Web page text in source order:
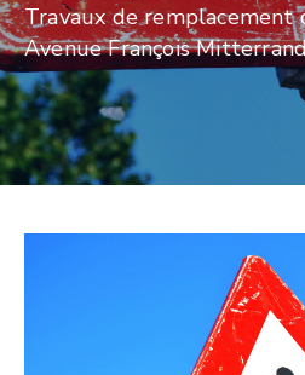
Travaux de
Avenue François